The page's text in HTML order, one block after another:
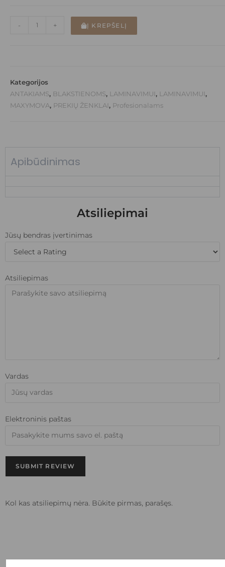
- + Į KREPŠELĮ
Kategorijos
ANTAKIAMS, BLAKSTIENOMS, LAMINAVIMUI , LAMINAVIMUI ,
MAXYMOVA, PREKIŲ ŽENKLAI , Profesionalams
Apibūdinimas
Atsiliepimai
Jūsų bendras įvertinimas
Atsiliepimas
Vardas
Elektroninis paštas
SUBMIT REVIEW
Kol kas atsiliepimų nėra. Būkite pirmas, parašęs.